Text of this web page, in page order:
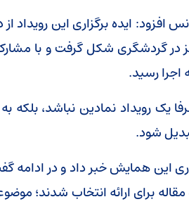
افزود: ایده برگزاری این
گردشگری شکل گرفت و با
اجرا رسید.
یک رویداد نمادین نباشد، بلکه
شود.
این همایش خبر داد و در ادامه
دبیرخانه ارسال شد که پس از داوری، ۵۸ مقاله برای ارائه